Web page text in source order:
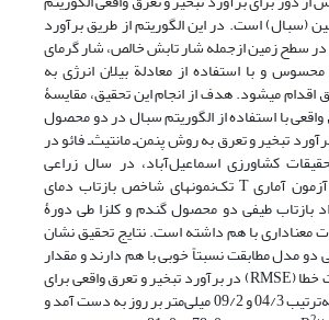
(سبال) است. در این الگوریتم از طریق برآورد
در سطح زمین ازجمله شار تابش خالص، شار گرمای
و با استفاده از معادلة بیلان انرژی به
اقدام می‏شود. هدف از انجام این تحقیق، مقایسۀ
واقعی با استفاده از الگوریتم سبال در دو محصول
تبخیر و تعرق به روش پنمن‌ـ مانتیث‌ـ فائو در
کشاورزی اسماعیل‌آباد، در سال‏ زراعی
1398ـ 1399 است. آزمون آماری T تک‌نمونه‏ای شاخص بازتاب دمای
بازتاب طیفی دو محصول گندم و کلزا طی دورۀ
معنا‏داری با هم داشته است. نتایج تحقیق نشان
دو مدل مطابقت نسبتاً خوبی با هم دارند و مقدار
میانگین جذر مربعات خطا (RMSE) در برآورد تبخیر و تعرق واقعی برای
گیاهان گندم و کلزا به‌ترتیب 04/3 و 09/2 میلی‌متر بر روز به دست آمد و